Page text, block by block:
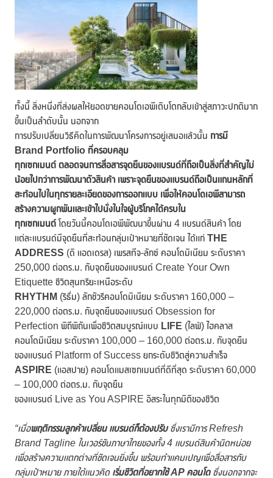
ทั้งนี้ สิ่งหนึ่งที่ส่งผลให้ยอดขายคอนโดเอพีเติบโตกลับเข้าสู่สภาวะปกติมาก
ขึ้นเป็นลำดับนั้น นอกจาก
การปรับเปลี่ยนวิธีคิดในการพัฒนาโครงการอยู่เสมอแล้วนั้น การมี
Brand Portfolio ที่ครอบคลุม
ทุกเซกเมนต์ ตลอดจนการสื่อสารจุดยืนของแบรนด์ที่ถือเป็นสิ่งที่สำคัญไม่
น้อยไปกว่าการพัฒนาตัวสินค้า เพราะจุดยืนของแบรนด์ถือเป็นแกนหลักที่
สะท้อนไปในทุกรายละเอียดของการออกแบบ เพื่อให้คอนโดเอพีสามารถ
สร้างความผูกพันและเข้าไปนั่งในใจผู้บริโภคได้ครบใน
ทุกเซกเมนต์โดยวันนี้คอนโดเอพีพัฒนาขึ้นผ่าน 4 แบรนด์สินค้า โดย
แต่ละแบรนด์มีจุดยืนที่สะท้อนกลุ่มเป้าหมายที่ชัดเจน ได้แก่ THE
ADDRESS (ดิ แอดเดรส) เพรสทีจ-ลักซ์ คอนโดมิเนียม ระดับราคา
250,000 ต่อตร.ม. กับจุดยืนของแบรนด์ Create Your Own
Etiquette ชีวิตสุนทรียะเหนือระดับ
RHYTHM (ริธึ่ม) ลักชัวรีคอนโดมิเนียม ระดับราคา 160,000 –
220,000 ต่อตร.ม. กับจุดยืนของแบรนด์ Obsession for
Perfection พิถีพิถันเพื่อชีวิตสมบูรณ์แบบ LIFE (ไลฟ์) ไฮคลาส
คอนโดมิเนียม ระดับราคา 100,000 – 160,000 ต่อตร.ม. กับจุดยืน
ของแบรนด์ Platform of Success ยกระดับชีวิตสู่ความสำเร็จ
ASPIRE (แอสปาย) คอนโดแมสเซกเมนต์ที่ดีที่สุด ระดับราคา 60,000
– 100,000 ต่อตร.ม. กับจุดยืน
ของแบรนด์ Live as You ASPIRE อิสระในทุกมิติของชีวิต
“เมื่อพฤติกรรมลูกค้าเปลี่ยน แบรนด์ก็ต้องปรับซึ่งเรามีการRefresh
Brand Tagline ในเวอร์ชันภาษาไทยของทั้ง 4 แบรนด์สินค้านิดหน่อย
เพื่อสร้างความแตกต่างที่ชัดเจนยิ่งขึ้น พร้อมทำแคมเปญเพื่อสื่อสารกับ
กลุ่มเป้าหมาย ภายใต้แนวคิด เริ่มชีวิตที่อยากใช้AP คอนโดซึ่งนอกจากจะ